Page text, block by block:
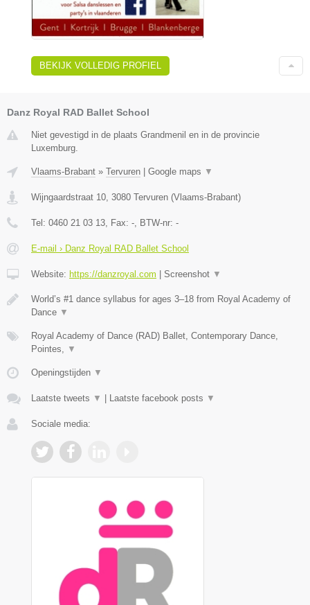
BEKIJK VOLLEDIG PROFIEL
Danz Royal RAD Ballet School
Niet gevestigd in de plaats Grandmenil en in de provincie
Luxemburg.
Vlaams-Brabant » Tervuren | Google maps ▼
Wijngaardstraat 10 3080 Tervuren (Vlaams-Brabant)
Tel: 0460 21 03 13 , Fax: - , BTW-nr: -
E-mail › Danz Royal RAD Ballet School
Website: https://danzroyal.com | Screenshot ▼
World’s #1 dance syllabus for ages 3–18 from Royal Academy of
Dance ▼
Royal Academy of Dance (RAD) Ballet, Contemporary Dance,
Pointes,
▼
Openingstijden ▼
Laatste tweets ▼ | Laatste facebook posts ▼
Sociale media: